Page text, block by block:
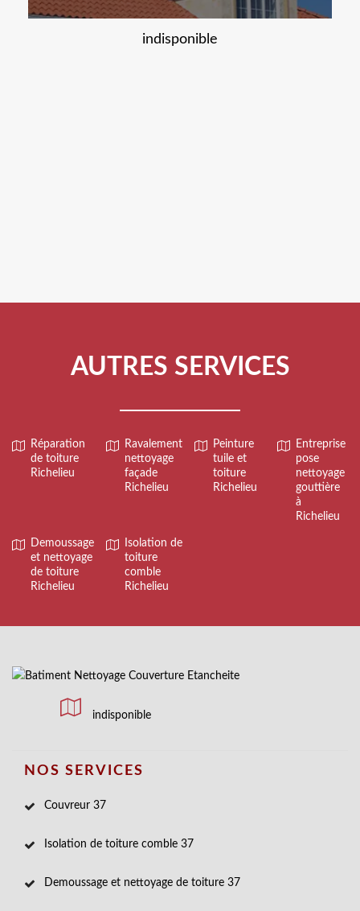
indisponible
AUTRES SERVICES
Réparation
de toiture
Richelieu
Ravalement
nettoyage
façade
Richelieu
Peinture
tuile et
toiture
Richelieu
Entreprise
pose
nettoyage
gouttière
à
Richelieu
Demoussage
et nettoyage
de toiture
Richelieu
Isolation de
toiture
comble
Richelieu
indisponible
NOS SERVICES
Couvreur 37
Isolation de toiture comble 37
Demoussage et nettoyage de toiture 37